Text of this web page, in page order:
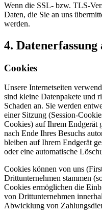
Wenn die SSL- bzw. TLS-
Daten, die Sie an uns
werden.
4.
Cookies
Unsere Internetseiten
sind kleine Datenpakete und
Schaden an. Sie werden
einer Sitzung (Session-
Cookies) auf Ihrem Endgerät
nach Ende Ihres Besuchs
bleiben auf Ihrem Endgerät
oder eine automatische
Cookies können von uns
Drittunternehmen stammen
Cookies ermöglichen die
von Drittunternehmen
Abwicklung von